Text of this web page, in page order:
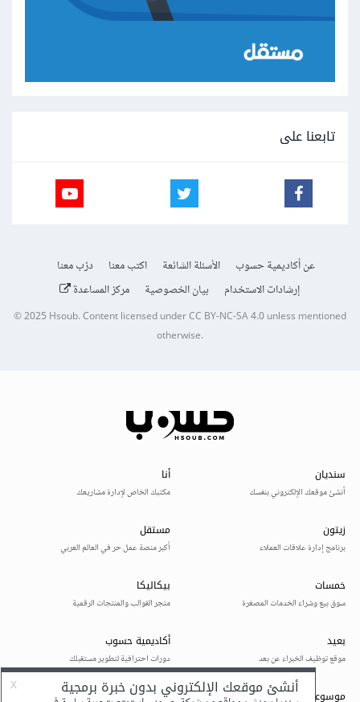
تابعنا على
عن أكاديمية حسوب الأسئلة الشائعة اكتب معنا
درّب معنا
إرشادات الاستخدام
بيان الخصوصية مركز المساعدة
© 2025Hsoub.Content licensed underCC BY-NC-SA 4.0unless mentioned
otherwise.